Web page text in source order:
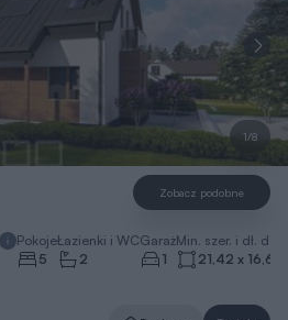
1/8
Zobacz podobne
Pokoje
5
Łazienki i WC
2
Garaż
1
Min. szer. i dł.
21,42 x 16,62